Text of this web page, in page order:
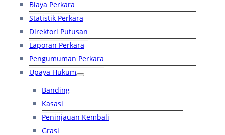
Biaya Perkara
Statistik Perkara
Direktori Putusan
Laporan Perkara
Pengumuman Perkara
Upaya Hukum
Banding
Kasasi
Peninjauan Kembali
Grasi